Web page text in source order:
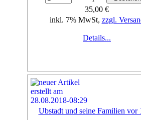
35,00 €
inkl. 7% MwSt, zzgl.
Details...
Ubstadt und seine Familien vor